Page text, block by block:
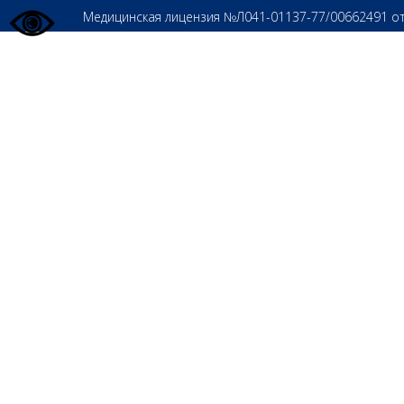
Медицинская лицензия №Л041-01137-77/00662491